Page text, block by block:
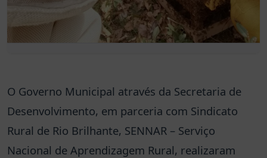
O Governo Municipal através da Secretaria de
Desenvolvimento, em parceria com Sindicato
Rural de Rio Brilhante, SENNAR – Serviço
Nacional de Aprendizagem Rural, realizaram